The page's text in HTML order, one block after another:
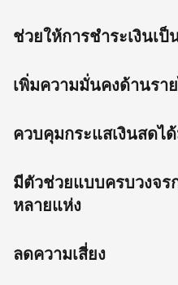
ช่วยให้การชำระเงินเป็
เพิ่มความมั่นคงด้านรา
ควบคุมกระแสเงินสดไ
มีตัวช่วยแบบครบวงจร
หลายแห่ง
ลดความเสี่ยง